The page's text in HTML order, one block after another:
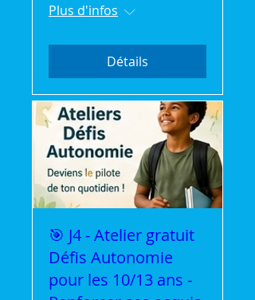
Plus d'infos
Détails
🎯 J4 - Atelier gratuit
Défis Autonomie
pour les 10/13 ans -